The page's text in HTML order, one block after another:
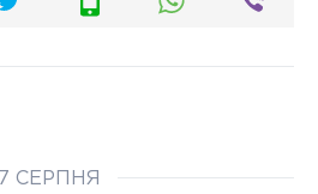
7 СЕРПНЯ